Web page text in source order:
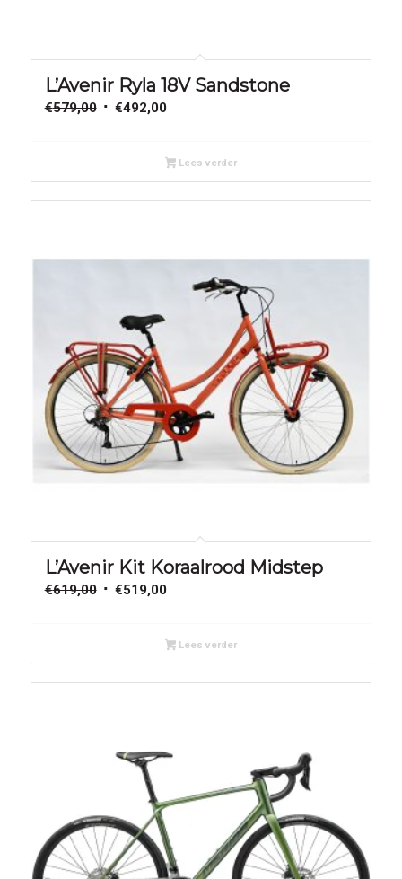
L’Avenir Ryla 18V Sandstone
€579,00 Oorspronkelijke
€492,00Huidige
€492,00.
Lees verder
L’Avenir Kit Koraalrood Midstep
€619,00 Oorspronkelijke
€519,00Huidige
€519,00.
Lees verder